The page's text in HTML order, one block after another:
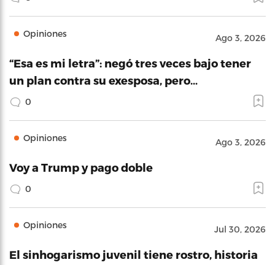
Opiniones Ago 3, 2026
“Esa es mi letra”: negó tres veces bajo tener
un plan contra su exesposa, pero…
0
Opiniones Ago 3, 2026
Voy a Trump y pago doble
0
Opiniones Jul 30, 2026
El sinhogarismo juvenil tiene rostro, historia